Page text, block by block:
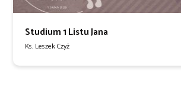
Studium 1 Listu Jana
Ks. Leszek Czyż